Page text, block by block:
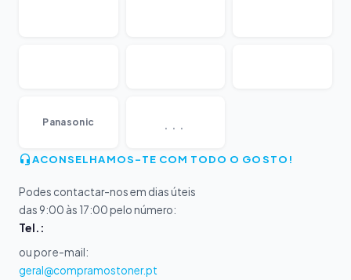
Panasonic
ACONSELHAMOS-TE COM TODO O GOSTO!
Podes contactar-nos em dias úteis
das 9:00 às 17:00 pelo número:
Tel.:
ou por e-mail:
geral@compramostoner.pt